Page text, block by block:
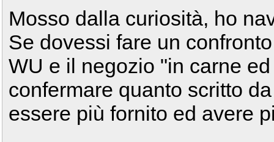
Mosso dalla curiosità, ho
Se dovessi fare un
WU e il negozio "in carne
confermare quanto scritto
essere più fornito ed avere